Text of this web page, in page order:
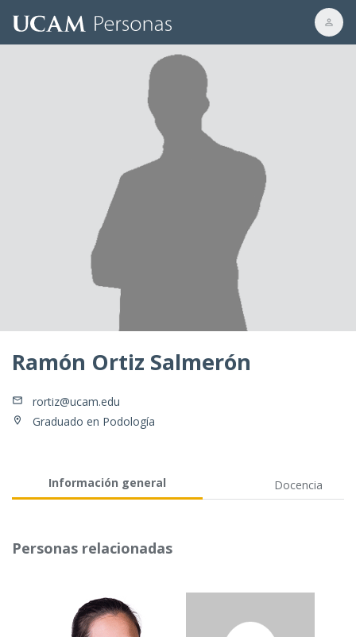
Ramón Ortiz Salmerón
rortiz@ucam.edu
Graduado en Podología
Información general Docencia
Personas relacionadas